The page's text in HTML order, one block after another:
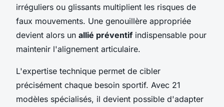
irréguliers ou glissants multiplient les risques de
faux mouvements. Une genouillère appropriée
devient alors un allié préventif indispensable pour
maintenir l'alignement articulaire.
L'expertise technique permet de cibler
précisément chaque besoin sportif. Avec 21
modèles spécialisés, il devient possible d'adapter